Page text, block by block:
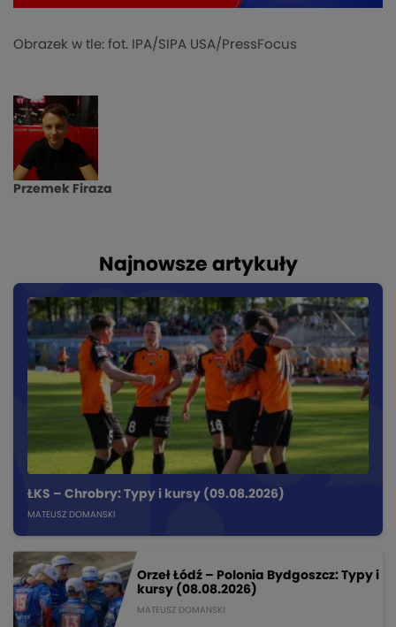
Obrazek w tle: fot. IPA/SIPA USA/PressFocus
Przemek Firaza
Najnowsze artykuły
ŁKS – Chrobry: Typy i kursy (09.08.2026)
MATEUSZ DOMANSKI
Orzeł Łódź – Polonia Bydgoszcz: Typy i
kursy (08.08.2026)
MATEUSZ DOMANSKI